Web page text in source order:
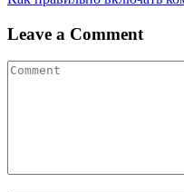
navigation
Leave a Comment